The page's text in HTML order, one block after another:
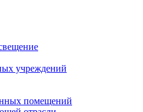
учреждений
помещений